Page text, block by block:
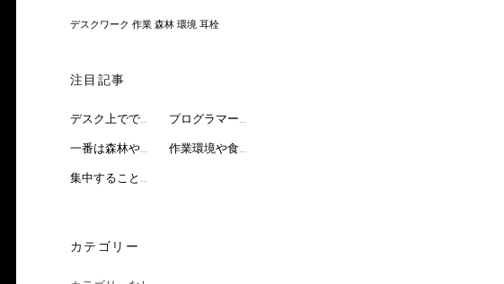
デスクワーク 作業 森林 環境 耳栓
注目記事
デスク上でできる3つの方法 プログラマーの問題を解決して集中力アップ
一番は森林や公園での散歩がおすすめ 作業環境や食べ物でも集中力アップが見込める
集中することが求められるプログラマー
カテゴリー